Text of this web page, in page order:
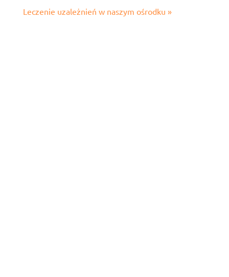
Leczenie uzależnień w naszym ośrodku »